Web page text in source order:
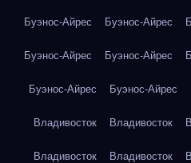
Буэнос-Айрес Буэнос-Айрес
Буэнос-Айрес Буэнос-Айрес
Буэнос-Айрес Буэнос-Айрес
Владивосток Владивосток
Владивосток Владивосток